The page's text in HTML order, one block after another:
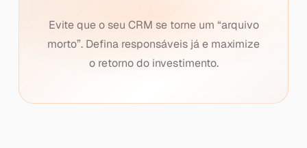
Evite que o seu CRM se torne um “arquivo
morto”. Defina responsáveis já e maximize
o retorno do investimento.